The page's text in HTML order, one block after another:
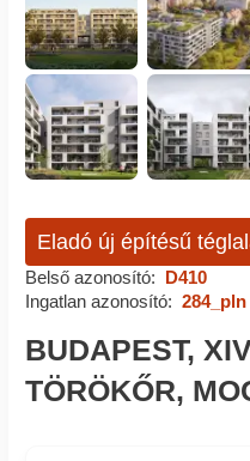
Eladó új építésű
Belső azonosító: D410
Ingatlan azonosító: 284_pln
BUDAPEST,
TÖRÖKŐR,